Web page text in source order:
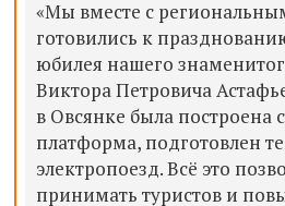
«Мы вместе с
готовились к
юбилея нашего
Виктора Петровича
в Овсянке была построена
платформа, подготовлен
электропоезд. Всё это
принимать туристов и